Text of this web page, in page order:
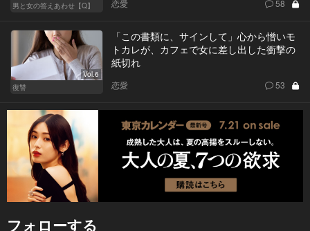
男と女の答えあわせ【Q】
恋愛 58
Vol.6
復讐
「この書類に、サインして」心から憎いモ
トカレが、カフェで女に差し出した衝撃の
紙切れ
恋愛 53
フォローする